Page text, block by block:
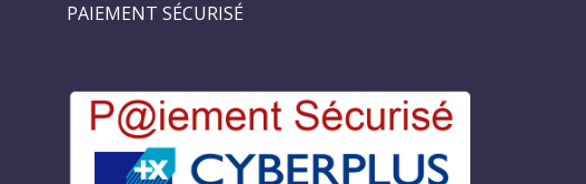
PAIEMENT SÉCURISÉ